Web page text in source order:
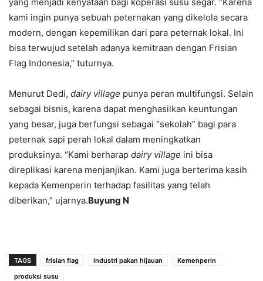
kami ingin punya sebuah peternakan yang dikelola secara
modern, dengan kepemilikan dari para peternak lokal. Ini
bisa terwujud setelah adanya kemitraan dengan Frisian
Flag Indonesia,” tuturnya.
Menurut Dedi, dairy village punya peran multifungsi. Selain
sebagai bisnis, karena dapat menghasilkan keuntungan
yang besar, juga berfungsi sebagai “sekolah” bagi para
peternak sapi perah lokal dalam meningkatkan
produksinya. “Kami berharap dairy village ini bisa
direplikasi karena menjanjikan. Kami juga berterima kasih
kepada Kemenperin terhadap fasilitas yang telah
diberikan,” ujarnya.Buyung N
TAGS frisian flag industri pakan hijauan
Kemenperin
produksi susu